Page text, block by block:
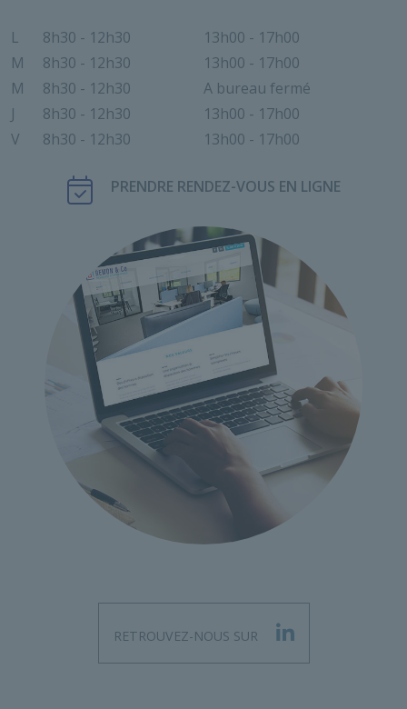
L
M
M
J
V
8h30 - 12h30
8h30 - 12h30
8h30 - 12h30
8h30 - 12h30
8h30 - 12h30
13h00 - 17h00
13h00 - 17h00
A bureau fermé
13h00 - 17h00
13h00 - 17h00
PRENDRE RENDEZ-VOUS EN LIGNE
RETROUVEZ-NOUS SUR